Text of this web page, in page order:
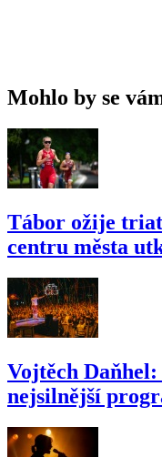
Mohlo by se
Tábor ožije
centru města
Vojtěch
nejsilnější